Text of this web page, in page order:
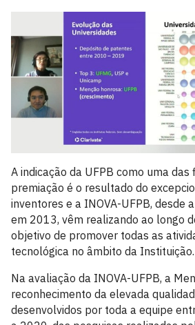
A indicação da UFPB como uma das
premiação é o resultado do
inventores e a INOVA-UFPB, desde
em 2013, vêm realizando ao longo
objetivo de promover todas as
tecnológica no âmbito da Instituição.
Na avaliação da INOVA-UFPB, a
reconhecimento da elevada
desenvolvidos por toda a equipe